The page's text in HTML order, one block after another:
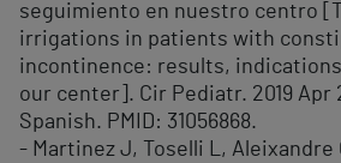
seguimiento en nuestro centro
irrigations in patients with
incontinence: results,
our center]. Cir Pediatr. 2019 Apr
Spanish. PMID: 31056868.
- Martinez J, Toselli L, Aleixandre